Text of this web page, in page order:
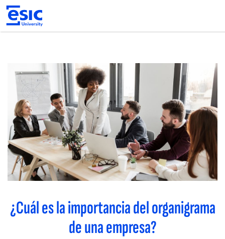
Pasar
contenido
¿Cuál es la importancia del organigrama
de una empresa?